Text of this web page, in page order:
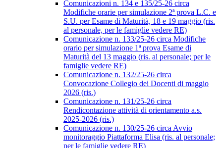
Comunicazioni n. 134 e 135/25-26 circa
Modifiche orarie per simulazione 2ª prova L.C. e
S.U. per Esame di Maturità, 18 e 19 maggio (ris.
al personale, per le famiglie vedere RE)
Comunicazione n. 133/25-26 circa Modifiche
orario per simulazione 1ª prova Esame di
Maturità del 13 maggio (ris. al personale; per le
famiglie vedere RE)
Comunicazione n. 132/25-26 circa
Convocazione Collegio dei Docenti di maggio
2026 (ris.)
Comunicazione n. 131/25-26 circa
Rendicontazione attività di orientamento a.s.
2025-2026 (ris.)
Comunicazione n. 130/25-26 circa Avvio
monitoraggio Piattaforma Elisa (ris. al personale;
per le famiglie vedere RE)